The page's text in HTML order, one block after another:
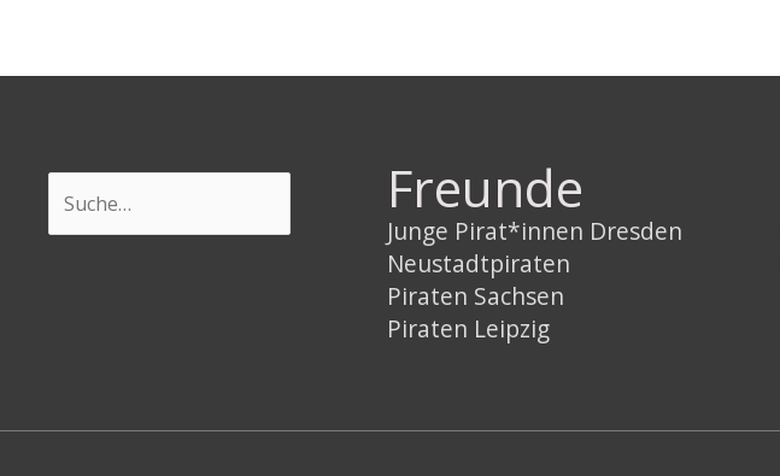
Freunde
Junge Pirat*innen Dresden
Neustadtpiraten
Piraten Sachsen
Piraten Leipzig